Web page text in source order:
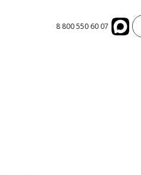
8 800 550 60 07